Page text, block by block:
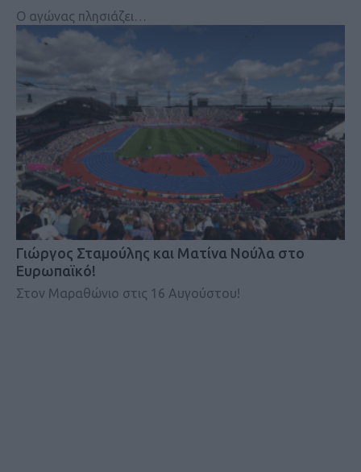
Ο αγώνας πλησιάζει…
Γιώργος Σταμούλης και Ματίνα Νούλα στο
Ευρωπαϊκό!
Στον Μαραθώνιο στις 16 Αυγούστου!